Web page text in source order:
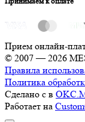
Прием онлайн-
© 2007 — 2026
Правила
Политика
Сделано с в
Работает на